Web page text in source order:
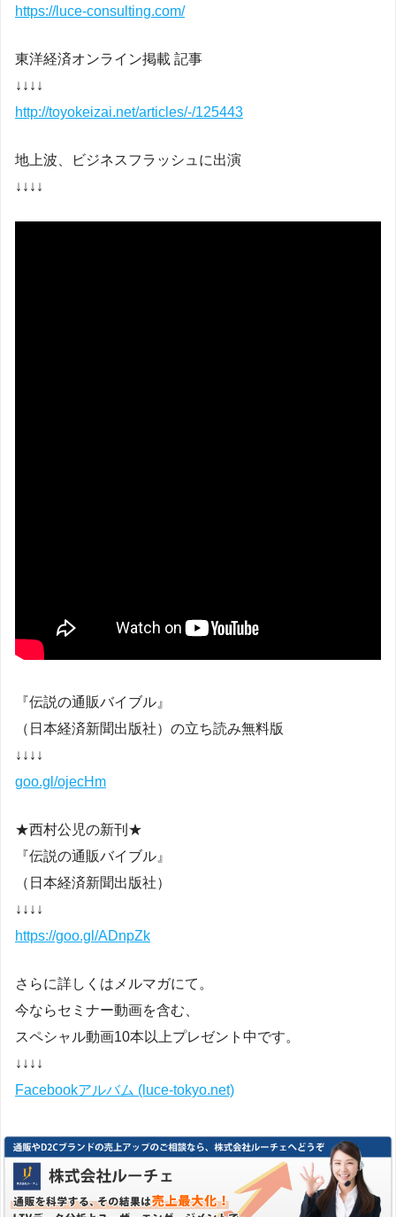
https://luce-consulting.com/
東洋経済オンライン掲載 記事
↓↓↓↓
http://toyokeizai.net/articles/-/125443
地上波、ビジネスフラッシュに出演
↓↓↓↓
『伝説の通販バイブル』
（日本経済新聞出版社）の立ち読み無料版
↓↓↓↓
goo.gl/ojecHm
★西村公児の新刊★
『伝説の通販バイブル』
（日本経済新聞出版社）
↓↓↓↓
https://goo.gl/ADnpZk
さらに詳しくはメルマガにて。
今ならセミナー動画を含む、
スペシャル動画10本以上プレゼント中です。
↓↓↓↓
Facebookアルバム (luce-tokyo.net)